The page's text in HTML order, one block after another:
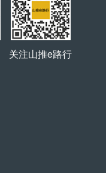
关注山推e路行